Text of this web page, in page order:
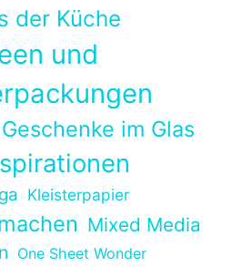
der Küche
und
im Glas
Kleisterpapier
Mixed Media
One Sheet Wonder